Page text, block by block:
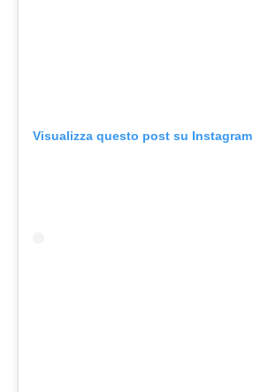
Visualizza questo post su Instagram